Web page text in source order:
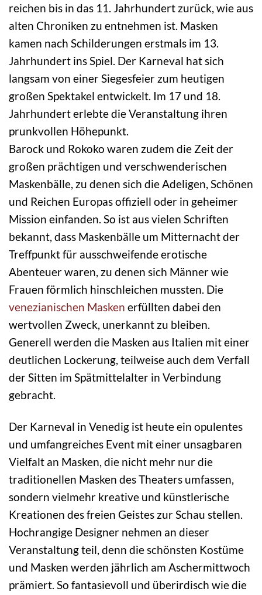
reichen bis in das 11. Jahrhundert zurück, wie aus
alten Chroniken zu entnehmen ist. Masken
kamen nach Schilderungen erstmals im 13.
Jahrhundert ins Spiel. Der Karneval hat sich
langsam von einer Siegesfeier zum heutigen
großen Spektakel entwickelt. Im 17 und 18.
Jahrhundert erlebte die Veranstaltung ihren
prunkvollen Höhepunkt.
Barock und Rokoko waren zudem die Zeit der
großen prächtigen und verschwenderischen
Maskenbälle, zu denen sich die Adeligen, Schönen
und Reichen Europas offiziell oder in geheimer
Mission einfanden. So ist aus vielen Schriften
bekannt, dass Maskenbälle um Mitternacht der
Treffpunkt für ausschweifende erotische
Abenteuer waren, zu denen sich Männer wie
Frauen förmlich hinschleichen mussten. Die
venezianischen Masken erfüllten dabei den
wertvollen Zweck, unerkannt zu bleiben.
Generell werden die Masken aus Italien mit einer
deutlichen Lockerung, teilweise auch dem Verfall
der Sitten im Spätmittelalter in Verbindung
gebracht.
Der Karneval in Venedig ist heute ein opulentes
und umfangreiches Event mit einer unsagbaren
Vielfalt an Masken, die nicht mehr nur die
traditionellen Masken des Theaters umfassen,
sondern vielmehr kreative und künstlerische
Kreationen des freien Geistes zur Schau stellen.
Hochrangige Designer nehmen an dieser
Veranstaltung teil, denn die schönsten Kostüme
und Masken werden jährlich am Aschermittwoch
prämiert. So fantasievoll und überirdisch wie die